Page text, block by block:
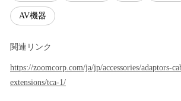
AV機器
関連リンク
https://zoomcorp.com/ja/jp/accessories/adaptors-
extensions/tca-1/